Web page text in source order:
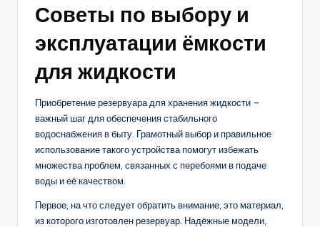
Советы по выбору и
эксплуатации ёмкости
для жидкости
Приобретение резервуара для хранения жидкости –
важный шаг для обеспечения стабильного
водоснабжения в быту. Грамотный выбор и правильное
использование такого устройства помогут избежать
множества проблем, связанных с перебоями в подаче
воды и её качеством.
Первое, на что следует обратить внимание, это материал,
из которого изготовлен резервуар. Надёжные модели,